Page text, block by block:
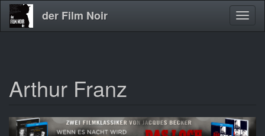
Direkt
zum
der Film Noir
Arthur Franz